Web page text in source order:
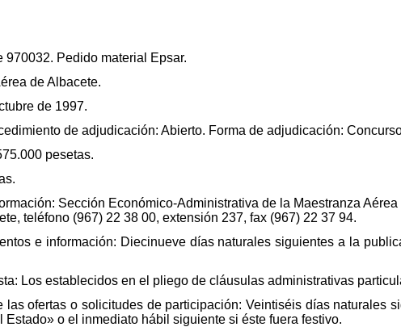
Pedido material Epsar.
de Albacete.
de 1997.
de adjudicación: Abierto. Forma de adjudicación:
pesetas.
Sección Económico-Administrativa de la Maestranza
teléfono (967) 22 38 00, extensión 237, fax (967) 22 37 94.
e información: Diecinueve días naturales siguientes a la
Los establecidos en el pliego de cláusulas administrativas
ofertas o solicitudes de participación: Veintiséis días naturales
o el inmediato hábil siguiente si éste fuera festivo.